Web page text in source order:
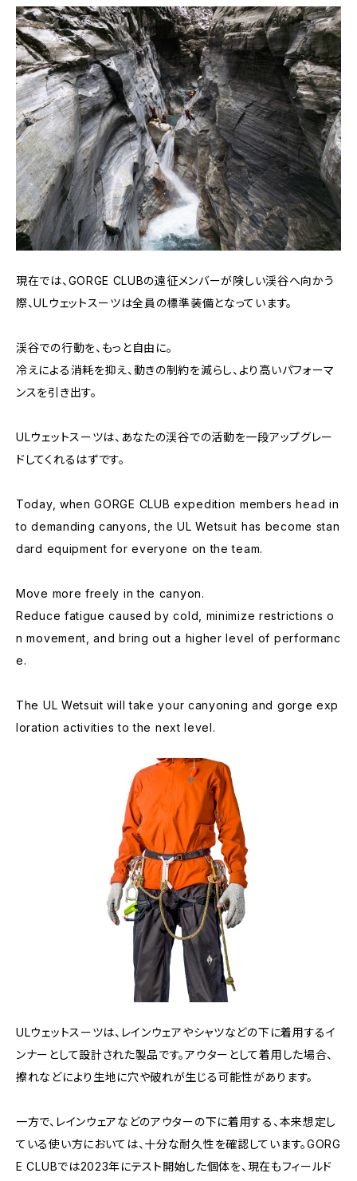
現在では、GORGE CLUBの遠征メンバーが険しい渓谷へ向かう
際、ULウェットスーツは全員の標準装備となっています。
渓谷での行動を、もっと自由に。
冷えによる消耗を抑え、動きの制約を減らし、より高いパフォーマ
ンスを引き出す。
ULウェットスーツは、あなたの渓谷での活動を一段アップグレー
ドしてくれるはずです。
Today, when GORGE CLUB expedition members head in
to demanding canyons, the UL Wetsuit has become stan
dard equipment for everyone on the team.
Move more freely in the canyon.
Reduce fatigue caused by cold, minimize restrictions o
n movement, and bring out a higher level of performanc
e.
The UL Wetsuit will take your canyoning and gorge exp
loration activities to the next level.
ULウェットスーツは、レインウェアやシャツなどの下に着用するイ
ンナーとして設計された製品です。アウターとして着用した場合、
擦れなどにより生地に穴や破れが生じる可能性があります。
一方で、レインウェアなどのアウターの下に着用する、本来想定し
ている使い方においては、十分な耐久性を確認しています。GORG
E CLUBでは2023年にテスト開始した個体を、現在もフィールド